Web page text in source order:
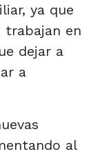
ya que
trabajan en
dejar a
a
al